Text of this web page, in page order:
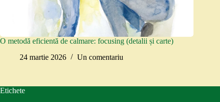
O metodă eficientă de calmare: focusing (detalii și carte)
24 martie 2026
Un comentariu
Etichete